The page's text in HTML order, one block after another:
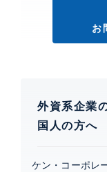
お
外資系企業
国人の方へ
ケン・コーポレ